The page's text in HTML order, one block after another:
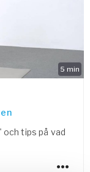
5 min
tips på vad